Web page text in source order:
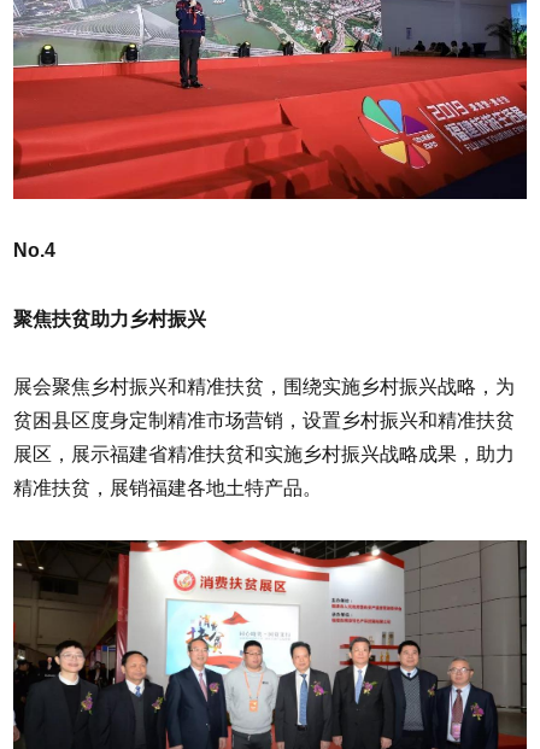
No.4
聚焦扶贫助力乡村振兴
展会聚焦乡村振兴和精准扶贫，围绕实施乡村振兴战略，为
贫困县区度身定制精准市场营销，设置乡村振兴和精准扶贫
展区，展示福建省精准扶贫和实施乡村振兴战略成果，助力
精准扶贫，展销福建各地土特产品。